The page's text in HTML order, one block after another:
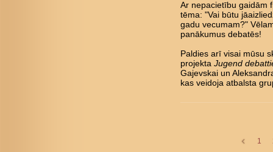
Ar nepacietību gaidām
tēma: "Vai būtu
gadu vecumam?"
panākumus debatēs!
Paldies arī visai mūsu
projekta Jugend
Gajevskai un
kas veidoja atbalsta
1